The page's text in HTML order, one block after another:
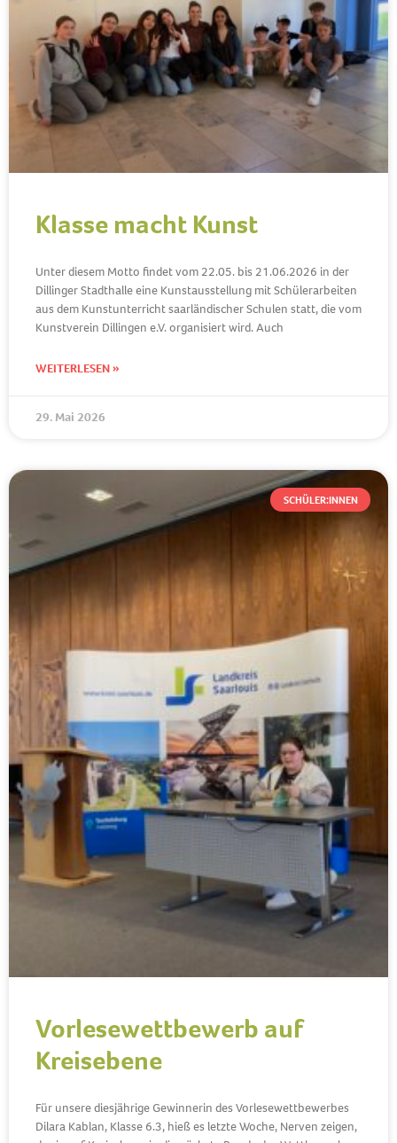
Klasse macht Kunst
Unter diesem Motto findet vom 22.05. bis 21.06.2026 in der
Dillinger Stadthalle eine Kunstausstellung mit Schülerarbeiten
aus dem Kunstunterricht saarländischer Schulen statt, die vom
Kunstverein Dillingen e.V. organisiert wird. Auch
WEITERLESEN »
29. Mai 2026
SCHÜLER:INNEN
Vorlesewettbewerb auf
Kreisebene
Für unsere diesjährige Gewinnerin des Vorlesewettbewerbes
Dilara Kablan, Klasse 6.3, hieß es letzte Woche, Nerven zeigen,